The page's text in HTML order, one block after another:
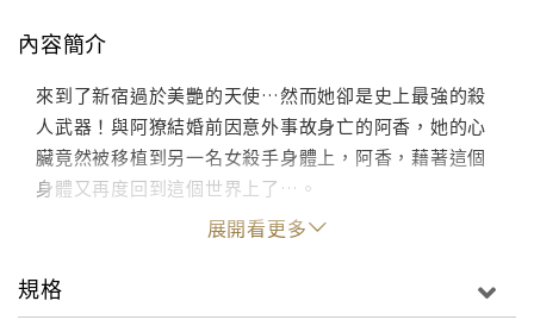
內容簡介
來到了新宿過於美艷的天使…然而她卻是史上最強的殺
人武器！與阿獠結婚前因意外事故身亡的阿香，她的心
臟竟然被移植到另一名女殺手身體上，阿香，藉著這個
身體又再度回到這個世界上了…。
展開看更多
規格